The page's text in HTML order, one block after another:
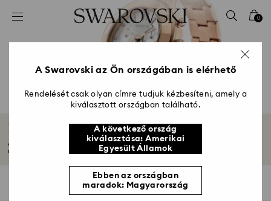
Hozzáférési-kulcs lista
2 - Lábléc
3 – Szűrés
4 - keresési találat
0
Rozéarany tónusú karórák
A rozéarany tónusok lágy árnyalatai a karórákat az idő és a stílus
csodájává...
Mutasson többet
szűrő
szűrő Rendezési szempont
Rendezési
szempont
A Swarovski az Ön országában is elérhető
Rendelését csak olyan címre tudjuk kézbesíteni, amely a
kiválasztott országban található.
A következő ország
kiválasztása: Amerikai
Egyesült Államok
Ebben az országban
maradok: Magyarország